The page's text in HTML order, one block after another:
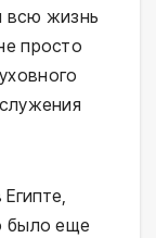
всю жизнь
просто
было еще